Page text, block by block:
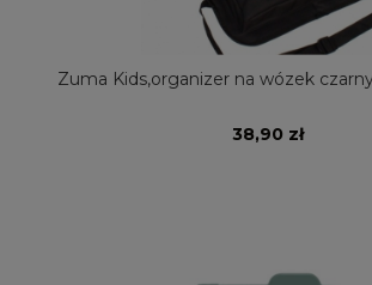
Zuma Kids,organizer na wózek
38,90 zł